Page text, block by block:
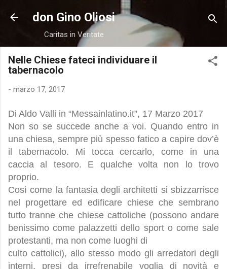
Passa ai contenuti principali
don Gino Oliosi
Caritas in Veritate
Nelle Chiese fateci individuare il
tabernacolo
- marzo 17, 2017
Di Aldo Valli in “Messainlatino.it”, 17 Marzo 2017
Non so se succede anche a voi. Quando entro in
una chiesa, sempre più spesso fatico a capire dov’è
il tabernacolo. Mi tocca cercarlo, come in una
caccia al tesoro. E qualche volta non lo trovo
proprio.
Così come la fantasia degli architetti si sbizzarrisce
nel progettare ed edificare chiese che sembrano
tutto tranne che chiese cattoliche (possono andare
benissimo come palazzetti dello sport o come sale
protestanti, ma non come luoghi di
culto cattolici), allo stesso modo gli arredatori degli
interni, presi da irrefrenabile voglia di novità e